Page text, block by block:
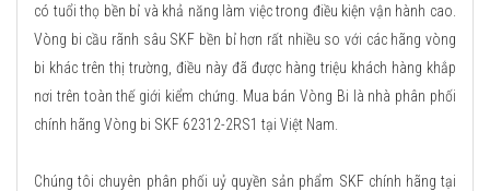
có tuổi thọ bền bỉ và khả năng làm việc trong điều kiện vận hành cao.
Vòng bi cầu rãnh sâu SKF bền bỉ hơn rất nhiều so với các hãng vòng
bi khác trên thị trường, điều này đã được hàng triệu khách hàng khắp
nơi trên toàn thế giới kiểm chứng. Mua bán Vòng Bi là nhà phân phối
chính hãng Vòng bi SKF 62312-2RS1 tại Việt Nam.
Chúng tôi chuyên phân phối uỷ quyền sản phẩm SKF chính hãng tại